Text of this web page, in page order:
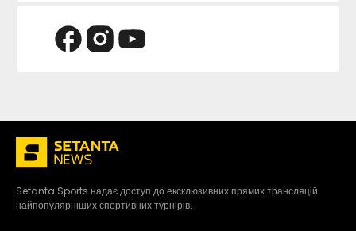
Setanta Sports надає доступ до ексклюзивних прямих трансляцій
найпопулярніших спортивних турнірів.